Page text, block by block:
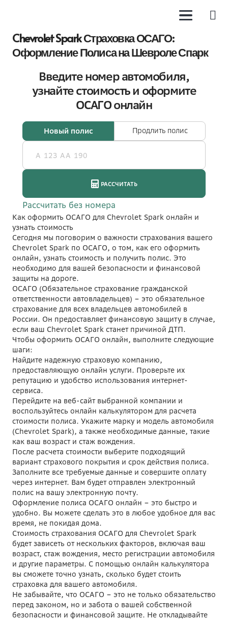
Chevrolet Spark Страховка ОСАГО:
Оформление Полиса на Шевроле Спарк
Как оформить ОСАГО для Chevrolet Spark онлайн и
узнать стоимость
Сегодня мы поговорим о важности страхования вашего
Chevrolet Spark по ОСАГО, о том, как его оформить
онлайн, узнать стоимость и получить полис. Это
необходимо для вашей безопасности и финансовой
защиты на дороге.
ОСАГО (Обязательное страхование гражданской
ответственности автовладельцев) – это обязательное
страхование для всех владельцев автомобилей в
России. Он предоставляет финансовую защиту в случае,
если ваш Chevrolet Spark станет причиной ДТП.
Чтобы оформить ОСАГО онлайн, выполните следующие
шаги:
Найдите надежную страховую компанию,
предоставляющую онлайн услуги. Проверьте их
репутацию и удобство использования интернет-
сервиса.
Перейдите на веб-сайт выбранной компании и
воспользуйтесь онлайн калькулятором для расчета
стоимости полиса. Укажите марку и модель автомобиля
(Chevrolet Spark), а также необходимые данные, такие
как ваш возраст и стаж вождения.
После расчета стоимости выберите подходящий
вариант страхового покрытия и срок действия полиса.
Заполните все требуемые данные и совершите оплату
через интернет. Вам будет отправлен электронный
полис на вашу электронную почту.
Оформление полиса ОСАГО онлайн – это быстро и
удобно. Вы можете сделать это в любое удобное для вас
время, не покидая дома.
Стоимость страхования ОСАГО для Chevrolet Spark
будет зависеть от нескольких факторов, включая ваш
возраст, стаж вождения, место регистрации автомобиля
и другие параметры. С помощью онлайн калькулятора
вы сможете точно узнать, сколько будет стоить
страховка для вашего автомобиля.
Не забывайте, что ОСАГО – это не только обязательство
перед законом, но и забота о вашей собственной
безопасности и финансовой защите. Не откладывайте